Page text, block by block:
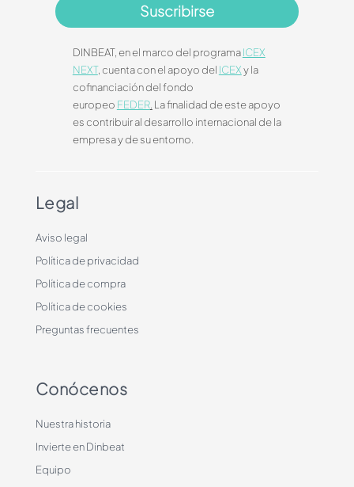
Suscribirse
DINBEAT, en el marco del programaICEX
NEXT, cuenta con el apoyo del ICEXy la
cofinanciación del fondo
europeo FEDER. La finalidad de este apoyo
es contribuir al desarrollo internacional de la
empresa y de su entorno.
Legal
Aviso legal
Política de privacidad
Política de compra
Política de cookies
Preguntas frecuentes
Conócenos
Nuestra historia
Invierte en Dinbeat
Equipo